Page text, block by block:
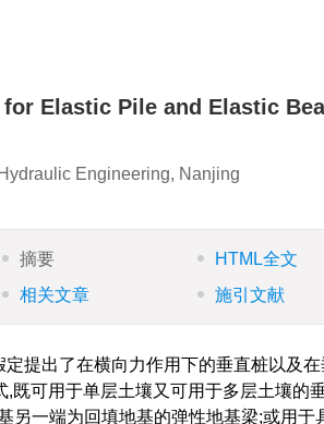
Elastic Pile and Elastic
Engineering, Nanjing
摘要 HTML全文
相关文章
施引文献
提出了在横向力作用下的垂直桩以及
,既可用于单层土壤又可用于多层土壤的
另一端为回填地基的弹性地基梁;或用